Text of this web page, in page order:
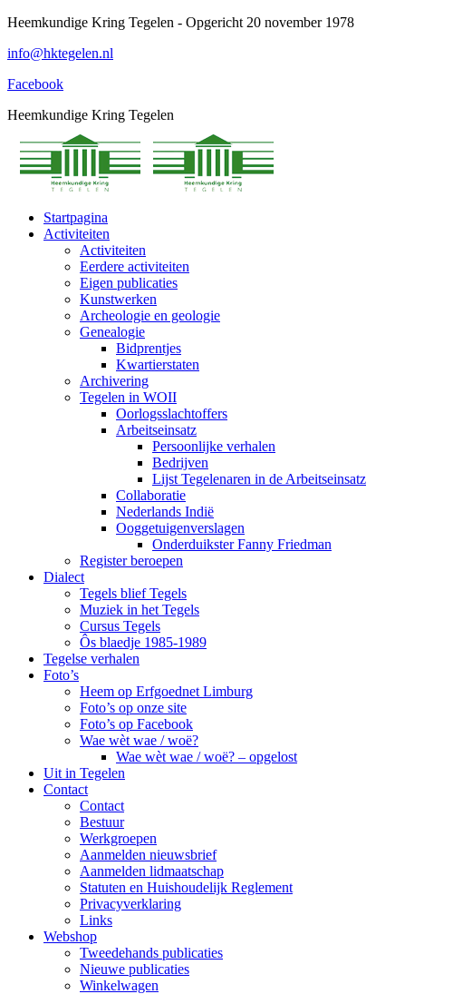
Spring
content
Heemkundige Kring Tegelen - Opgericht 20 november 1978
info@hktegelen.nl
Facebook
Heemkundige Kring Tegelen
Startpagina
Activiteiten
Activiteiten
Eerdere activiteiten
Eigen publicaties
Kunstwerken
Archeologie en geologie
Genealogie
Bidprentjes
Kwartierstaten
Archivering
Tegelen in WOII
Oorlogsslachtoffers
Arbeitseinsatz
Persoonlijke verhalen
Bedrijven
Lijst Tegelenaren in de Arbeitseinsatz
Collaboratie
Nederlands Indië
Ooggetuigenverslagen
Onderduikster Fanny Friedman
Register beroepen
Dialect
Tegels blief Tegels
Muziek in het Tegels
Cursus Tegels
Ôs blaedje 1985-1989
Tegelse verhalen
Foto’s
Heem op Erfgoednet Limburg
Foto’s op onze site
Foto’s op Facebook
Wae wèt wae / woë?
Wae wèt wae / woë? – opgelost
Uit in Tegelen
Contact
Contact
Bestuur
Werkgroepen
Aanmelden nieuwsbrief
Aanmelden lidmaatschap
Statuten en Huishoudelijk Reglement
Privacyverklaring
Links
Webshop
Tweedehands publicaties
Nieuwe publicaties
Winkelwagen